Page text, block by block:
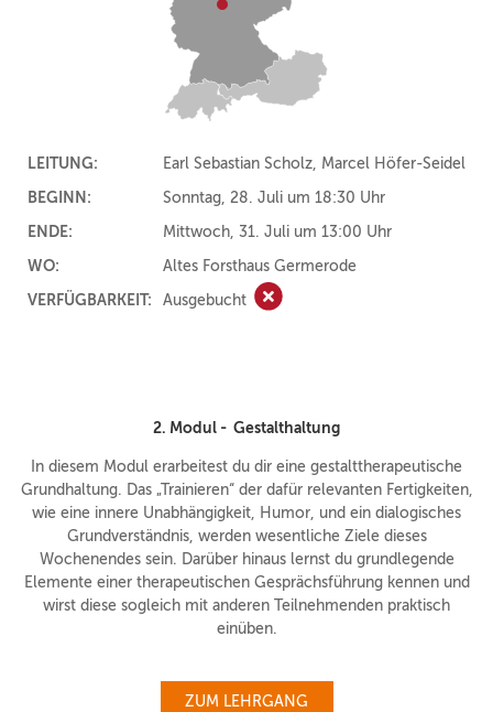
LEITUNG:
Earl Sebastian Scholz, Marcel Höfer-Seidel
BEGINN:
Sonntag, 28. Juli um 18:30 Uhr
ENDE:
Mittwoch, 31. Juli um 13:00 Uhr
WO:
Altes Forsthaus Germerode
VERFÜGBARKEIT:
Ausgebucht Ausgebucht
2. Modul - Gestalthaltung
In diesem Modul erarbeitest du dir eine gestalttherapeutische
Grundhaltung. Das „Trainieren“ der dafür relevanten Fertigkeiten,
wie eine innere Unabhängigkeit, Humor, und ein dialogisches
Grundverständnis, werden wesentliche Ziele dieses
Wochenendes sein. Darüber hinaus lernst du grundlegende
Elemente einer therapeutischen Gesprächsführung kennen und
wirst diese sogleich mit anderen Teilnehmenden praktisch
einüben.
ZUM LEHRGANG